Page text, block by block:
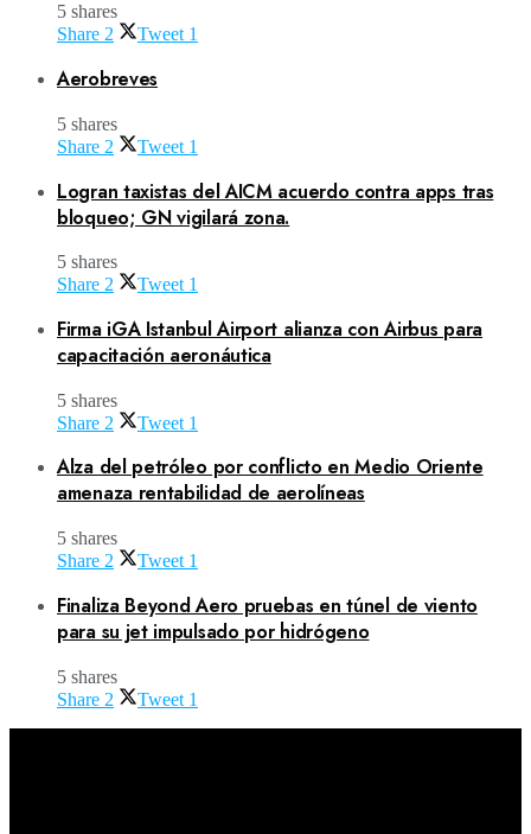
5 shares
Share 2 Tweet 1
Aerobreves
5 shares
Share 2 Tweet 1
Logran taxistas del AICM acuerdo contra apps tras
bloqueo; GN vigilará zona.
5 shares
Share 2 Tweet 1
Firma iGA Istanbul Airport alianza con Airbus para
capacitación aeronáutica
5 shares
Share 2 Tweet 1
Alza del petróleo por conflicto en Medio Oriente
amenaza rentabilidad de aerolíneas
5 shares
Share 2 Tweet 1
Finaliza Beyond Aero pruebas en túnel de viento
para su jet impulsado por hidrógeno
5 shares
Share 2 Tweet 1